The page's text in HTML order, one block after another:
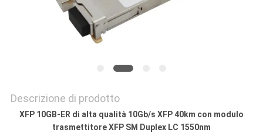
Descrizione di prodotto
XFP 10GB-ER di alta qualità 10Gb/s XFP 40km con modulo
trasmettitore XFP SM Duplex LC 1550nm